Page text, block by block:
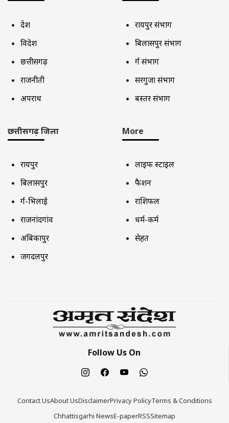
देश
विदेश
छत्तीसगढ़
राजनीती
अपराध
रायपुर संभाग
बिलासपुर संभाग
दुर्ग संभाग
सरगुजा संभाग
बस्तर संभाग
छत्तीसगढ़ जिला
रायपुर
बिलासपुर
दुर्ग-भिलाई
राजनांदगांव
अंबिकापुर
जगदलपुर
More
लाइफ स्टाइल
फैशन
राशिफल
धर्म-कर्म
सेहत
Follow Us On
Contact UsAbout UsDisclaimerPrivacy PolicyTerms & Conditions
Chhattisgarhi NewsE-paperRSSSitemap